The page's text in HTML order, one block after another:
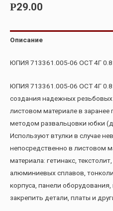
Р29.00
Описание
ЮПИЯ 713361.005-06 ОСТ 4Г
ЮПИЯ 713361.005-06 ОСТ 4Г
создания надежных
листовом материале в
методом развальцовки юбки
Используют втулки в случае
непосредственно в листовом
материала: гетинакс,
алюминиевых сплавов,
корпуса, панели
закрепить детали, платы и